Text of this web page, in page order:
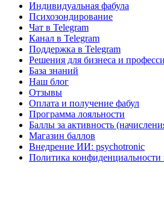
Индивидуальная фабула
Психозондирование
Чат в Telegram
Канал в Telegram
Поддержка в Telegram
Решения для бизнеса и
База знаний
Наш блог
Отзывы
Оплата и получение фабул
Программа лояльности
Баллы за активность
Магазин баллов
Внедрение ИИ: psychotronic
Политика конфиденциальности